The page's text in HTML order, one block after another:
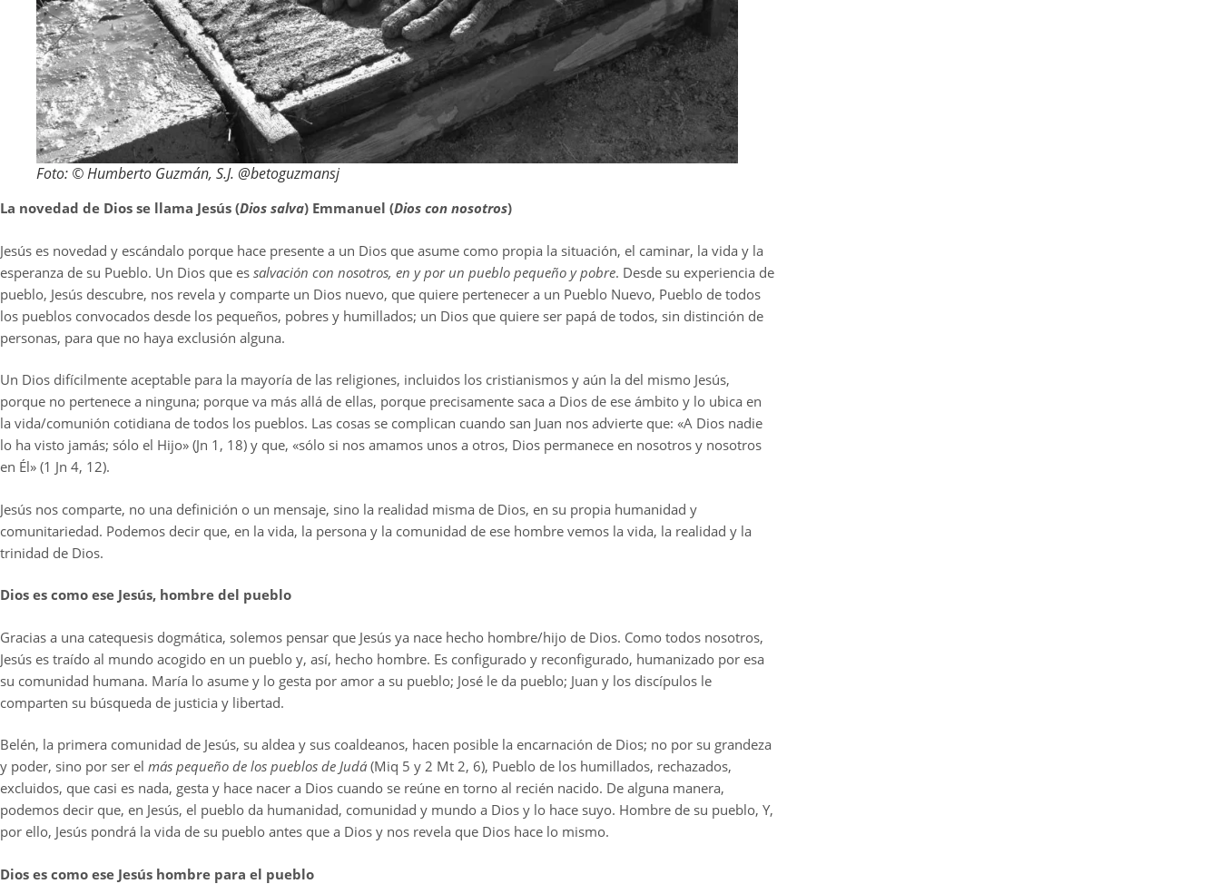
Foto: © Humberto Guzmán, S.J. @betoguzmansj
La novedad de Dios se llama Jesús (Dios salva) Emmanuel (Dios con nosotros)
Jesús es novedad y escándalo porque hace presente a un Dios que asume como propia la situación, el caminar, la vida y la
esperanza de su Pueblo. Un Dios que es salvación con nosotros, en y por un pueblo pequeño y pobre. Desde su experiencia de
pueblo, Jesús descubre, nos revela y comparte un Dios nuevo, que quiere pertenecer a un Pueblo Nuevo, Pueblo de todos
los pueblos convocados desde los pequeños, pobres y humillados; un Dios que quiere ser papá de todos, sin distinción de
personas, para que no haya exclusión alguna.
Un Dios difícilmente aceptable para la mayoría de las religiones, incluidos los cristianismos y aún la del mismo Jesús,
porque no pertenece a ninguna; porque va más allá de ellas, porque precisamente saca a Dios de ese ámbito y lo ubica en
la vida/comunión cotidiana de todos los pueblos. Las cosas se complican cuando san Juan nos advierte que: «A Dios nadie
lo ha visto jamás; sólo el Hijo» (Jn 1, 18) y que, «sólo si nos amamos unos a otros, Dios permanece en nosotros y nosotros
en Él» (1 Jn 4, 12).
Jesús nos comparte, no una definición o un mensaje, sino la realidad misma de Dios, en su propia humanidad y
comunitariedad. Podemos decir que, en la vida, la persona y la comunidad de ese hombre vemos la vida, la realidad y la
trinidad de Dios.
Dios es como ese Jesús, hombre del pueblo
Gracias a una catequesis dogmática, solemos pensar que Jesús ya nace hecho hombre/hijo de Dios. Como todos nosotros,
Jesús es traído al mundo acogido en un pueblo y, así, hecho hombre. Es configurado y reconfigurado, humanizado por esa
su comunidad humana. María lo asume y lo gesta por amor a su pueblo; José le da pueblo; Juan y los discípulos le
comparten su búsqueda de justicia y libertad.
Belén, la primera comunidad de Jesús, su aldea y sus coaldeanos, hacen posible la encarnación de Dios; no por su grandeza
y poder, sino por ser el más pequeño de los pueblos de Judá (Miq 5 y 2 Mt 2, 6), Pueblo de los humillados, rechazados,
excluidos, que casi es nada, gesta y hace nacer a Dios cuando se reúne en torno al recién nacido. De alguna manera,
podemos decir que, en Jesús, el pueblo da humanidad, comunidad y mundo a Dios y lo hace suyo. Hombre de su pueblo, Y,
por ello, Jesús pondrá la vida de su pueblo antes que a Dios y nos revela que Dios hace lo mismo.
Dios es como ese Jesús hombre para el pueblo